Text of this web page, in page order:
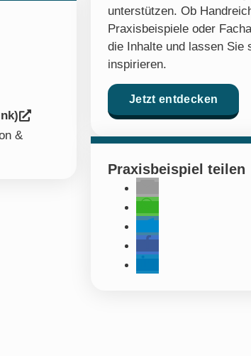
&
unterstützen. Ob
Praxisbeispiele oder
die Inhalte und lassen Sie
inspirieren.
Jetzt entdecken
Praxisbeispiel teilen